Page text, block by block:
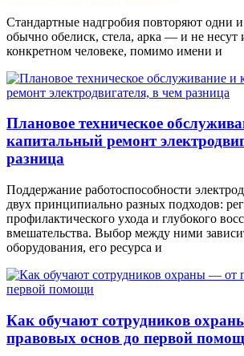
Стандартные надгробия повторяют одни
обычно обелиск, стела, арка — и не
конкретном человеке, помимо имени и
Плановое техническое
капитальный ремонт
разница
Поддержание работоспособности
двух принципиально разных подходов:
профилактического ухода и глубокого
вмешательства. Выбор между ними
оборудования, его ресурса и
Как обучают сотрудников
правовых основ до первой